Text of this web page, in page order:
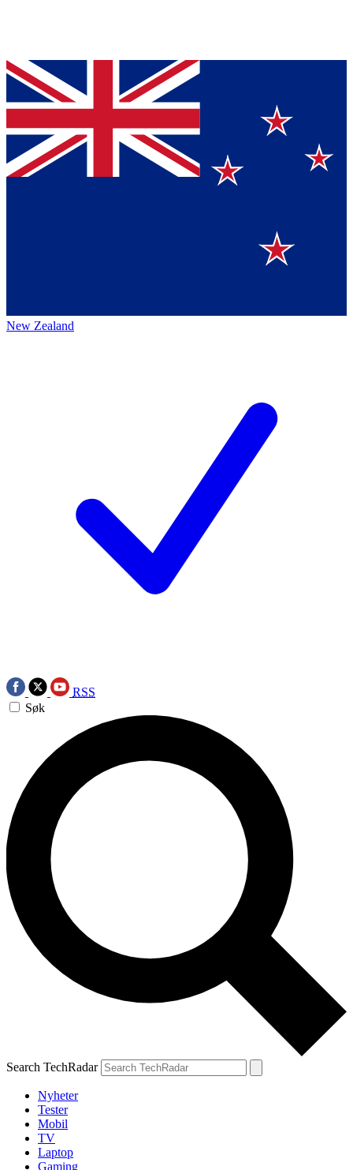
New Zealand
RSS
Søk
Search TechRadar
Nyheter
Tester
Mobil
TV
Laptop
Gaming